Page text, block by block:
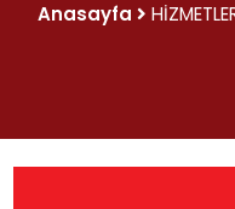
Anasayfa